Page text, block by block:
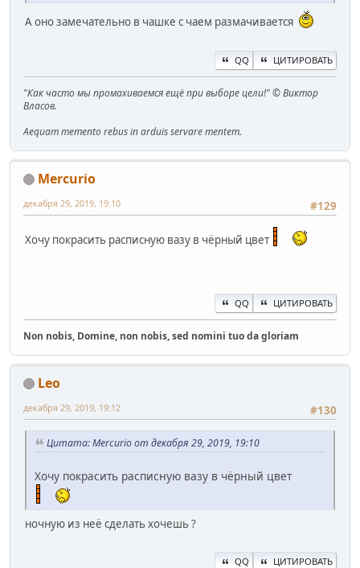
А оно замечательно в чашке с чаем размачивается
QQ ЦИТИРОВАТЬ
"Как часто мы промахиваемся ещё при выборе цели!" © Виктор
Власов.
Aequam memento rebus in arduis servare mentem.
Mercurio
#129
декабря 29, 2019, 19:10
Хочу покрасить расписную вазу в чёрный цвет
QQ ЦИТИРОВАТЬ
Non nobis, Domine, non nobis, sed nomini tuo da gloriam
Leo
#130
декабря 29, 2019, 19:12
Цитата: Mercurio от декабря 29, 2019, 19:10
Хочу покрасить расписную вазу в чёрный цвет
ночную из неё сделать хочешь ?
QQ ЦИТИРОВАТЬ